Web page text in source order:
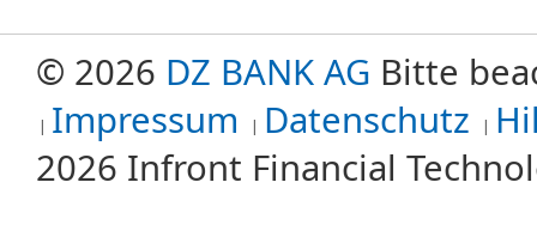
© 2026 DZ BANK AG Bitte
Impressum
Datenschutz
2026 Infront Financial